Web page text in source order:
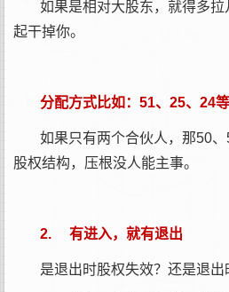
如果是相对大股东，就得多
起干掉你。
分配方式比如：51、25、24等
如果只有两个合伙人，那50
股权结构，压根没人能主事。
2. 有进入，就有退出
是退出时股权失效？还是退出